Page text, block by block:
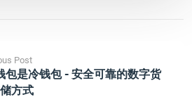
Post
包是冷钱包 - 安全可靠的数字货
方式